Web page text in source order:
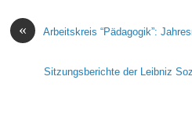
« Arbeitskreis “Pädagogik”:
Sitzungsberichte der Leibniz